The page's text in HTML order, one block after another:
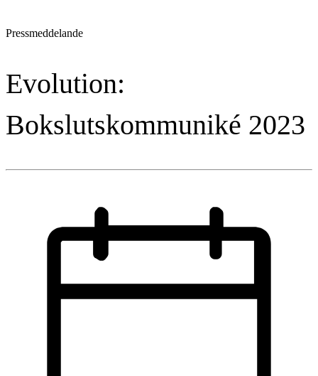
Pressmeddelande
Evolution:
Bokslutskommuniké 2023